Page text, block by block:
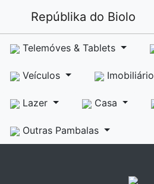
Repúblika do Biolo
Telemóves & Tablets
Veículos Imobiliário
Lazer Casa
Outras Pambalas